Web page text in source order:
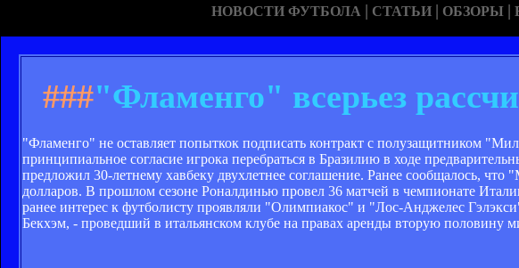
НОВОСТИ ФУТБОЛА | СТАТЬИ | ОБЗОРЫ |
###"Фламенго" всерьез
"Фламенго" не оставляет попыткок подписать контракт с полузащитником
принципиальное согласие игрока перебраться в Бразилию в ходе
предложил 30-летнему хавбеку двухлетнее соглашение. Ранее сообщалось,
долларов. В прошлом сезоне Роналдинью провел 36 матчей в чемпионате
ранее интерес к футболисту проявляли "Олимпиакос" и "Лос-Анджелес
Бекхэм, - проведший в итальянском клубе на правах аренды вторую половину